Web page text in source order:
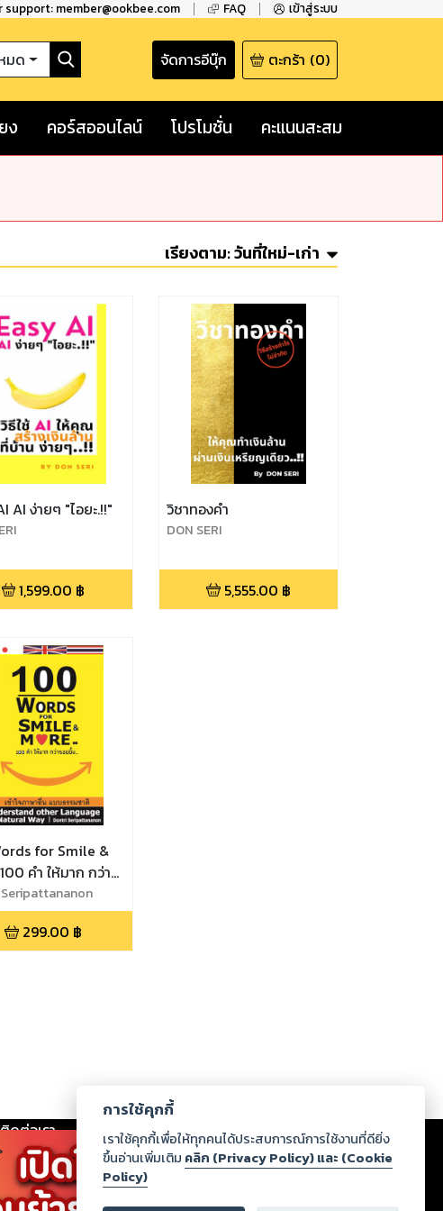
support: member@ookbee.com FAQ เข้าสู่ระบบ
มด จัดการอีบุ๊ก ตะกร้า (0)
ง คอร์สออนไลน์ โปรโมชั่น คะแนนสะสม
เรียงตาม:วันที่ใหม่-เก่า
AI ง่ายๆ "ไอยะ.!!"
1,599.00 ฿
วิชาทองคำ
DON SERI
5,555.00 ฿
for Smile &
คำ ให้มาก กว่า
299.00 ฿
ติดต่อเรา ร่วมงานกับเรา ดาวน์โหลด
ปรากฏว่าละเมิดสิทธิในทรัพย์สินทางปัญญาของบุคคลอื่นหรือ
การใช้คุกกี้
เราใช้คุกกี้เพื่อให้ทุกคนได้ประสบการณ์การใช้งานที่ดียิ่ง
ขึ้นอ่านเพิ่มเติม คลิก (Privacy Policy) และ (Cookie
Policy)